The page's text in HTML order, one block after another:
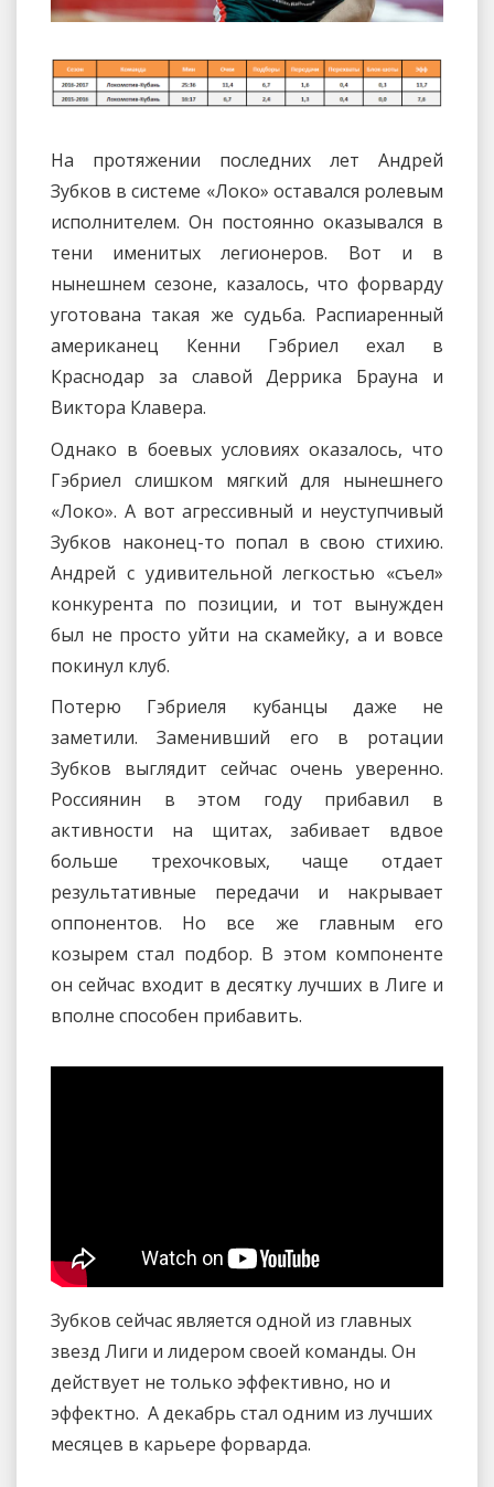
На протяжении последних лет Андрей
Зубков в системе «Локо» оставался ролевым
исполнителем. Он постоянно оказывался в
тени именитых легионеров. Вот и в
нынешнем сезоне, казалось, что форварду
уготована такая же судьба. Распиаренный
американец Кенни Гэбриел ехал в
Краснодар за славой Деррика Брауна и
Виктора Клавера.
Однако в боевых условиях оказалось, что
Гэбриел слишком мягкий для нынешнего
«Локо». А вот агрессивный и неуступчивый
Зубков наконец-то попал в свою стихию.
Андрей с удивительной легкостью «съел»
конкурента по позиции, и тот вынужден
был не просто уйти на скамейку, а и вовсе
покинул клуб.
Потерю Гэбриеля кубанцы даже не
заметили. Заменивший его в ротации
Зубков выглядит сейчас очень уверенно.
Россиянин в этом году прибавил в
активности на щитах, забивает вдвое
больше трехочковых, чаще отдает
результативные передачи и накрывает
оппонентов. Но все же главным его
козырем стал подбор. В этом компоненте
он сейчас входит в десятку лучших в Лиге и
вполне способен прибавить.
Зубков сейчас является одной из главных
звезд Лиги и лидером своей команды. Он
действует не только эффективно, но и
эффектно. А декабрь стал одним из лучших
месяцев в карьере форварда.